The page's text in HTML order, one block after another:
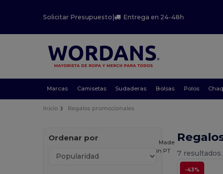
Solicitar Presupuesto | Entrega en 24-48h
Marcas Camisetas Sudaderas Bolsas Polos
Inicio Regalos promocionales
Ordenar por
7 resultados.
-43%
Made
in PT